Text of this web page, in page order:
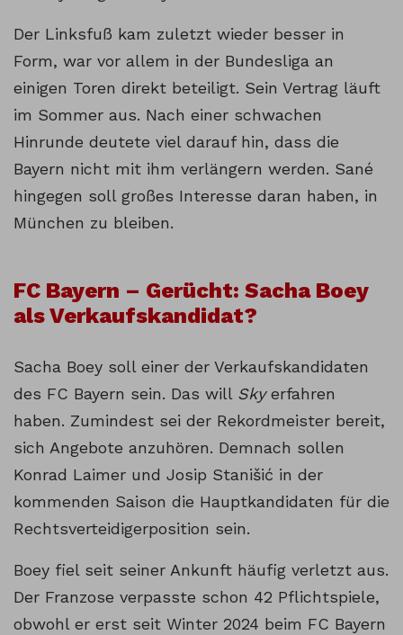
Der Linksfuß kam zuletzt wieder besser in
Form, war vor allem in der Bundesliga an
einigen Toren direkt beteiligt. Sein Vertrag läuft
im Sommer aus. Nach einer schwachen
Hinrunde deutete viel darauf hin, dass die
Bayern nicht mit ihm verlängern werden. Sané
hingegen soll großes Interesse daran haben, in
München zu bleiben.
FC Bayern – Gerücht: Sacha Boey
als Verkaufskandidat?
Sacha Boey soll einer der Verkaufskandidaten
des FC Bayern sein. Das will Skyerfahren
haben. Zumindest sei der Rekordmeister bereit,
sich Angebote anzuhören. Demnach sollen
Konrad Laimer und Josip Stanišić in der
kommenden Saison die Hauptkandidaten für die
Rechtsverteidigerposition sein.
Boey fiel seit seiner Ankunft häufig verletzt aus.
Der Franzose verpasste schon 42 Pflichtspiele,
obwohl er erst seit Winter 2024 beim FC Bayern